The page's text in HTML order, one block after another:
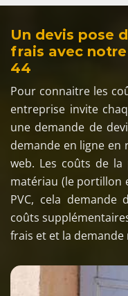
Un devis pose
frais avec
44
Pour connaitre les
entreprise invite
une demande de
demande en ligne
web. Les coûts de
matériau (le portillon
PVC, cela
coûts
frais et et la demande